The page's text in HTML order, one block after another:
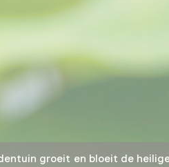
groeit en bloeit de